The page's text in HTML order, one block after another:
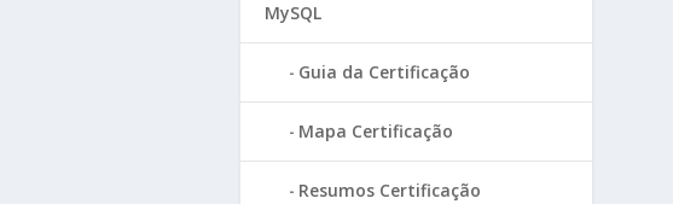
MySQL
Guia da Certificação
Mapa Certificação
Resumos Certificação